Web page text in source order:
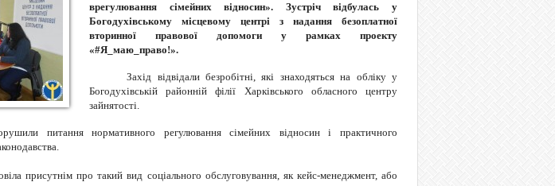
врегулювання сімейних відносин». Зустріч відбулась у
Богодухівському місцевому центрі з надання безоплатної
вторинної правової допомоги у рамках проекту
«#Я_маю_право!».
Захід відвідали безробітні, які знаходяться на обліку у
Богодухівській районній філії Харківського обласного центру
зайнятості.
питання нормативного регулювання сімейних відносин і практичного
присутнім про такий вид соціального обслуговування, як кейс-менеджмент, або